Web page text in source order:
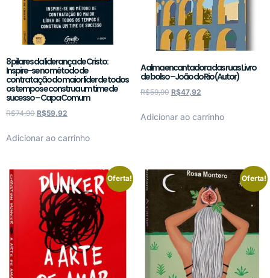
8 pilares da liderança de Cristo:
Inspire-se no método de
contratação do maior líder de todos
os tempos e construa um time de
sucesso – Capa Comum
R$74,90 R$59,92
Adicionar ao carrinho
A alma encantadora das ruas Livro
de bolso –João do Rio (Autor)
R$59,90 R$47,92
Adicionar ao carrinho
Oferta! Oferta!